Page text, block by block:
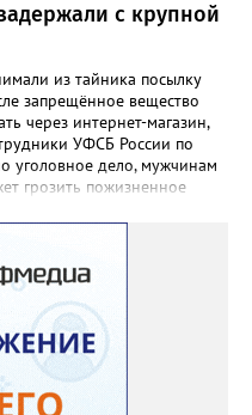
с крупной
из тайника посылку
запрещённое вещество
через интернет-магазин,
УФСБ России по
уголовное дело, мужчинам
грозить пожизненное
по всем фронтам. Так,
две подпольных
и расфасовке
оперативники
65 килограммов
прекурсоров,
производства наркотиков
реактивы и